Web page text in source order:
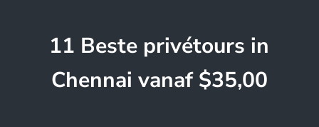
11 Beste privétours in
Chennai vanaf $35,00